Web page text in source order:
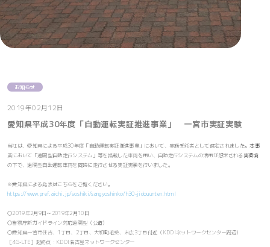
お知らせ
2019年02月12日
愛知県平成30年度「自動運転実証推進事業」 一宮市実証実験
当社は、愛知県による平成30年度「自動運転実証推進事業」において、実施受託者として選定されました。本事
業において「遠隔型自動走行システム」等を搭載した車両を用い、自動走行システムの活用が想定される実環境
の下で、遠隔型自動運転車両を同時に走行させる実証実験を行いました。
※愛知県による発表はこちらをご覧ください。
https://www.pref.aichi.jp/soshiki/sangyoshinko/h30-jidouunten.html
〇2019年2月9日～2019年2月10日
〇警察庁新ガイドライン対応遠隔型（公道）
〇愛知県一宮市住吉、1丁目、2丁目、大和町毛受、末広3丁目付近（KDDIネットワークセンター周辺）
［4G-LTE］起終点：KDDI名古屋ネットワークセンター